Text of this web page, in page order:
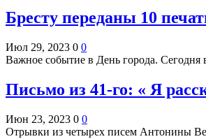
Бресту переданы 10
Июл 29, 2023 0 0
Важное событие в День города.
Письмо из 41-го: « Я
Июн 23, 2023 0 0
Отрывки из четырех писем Антонины